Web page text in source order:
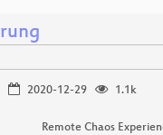
2020-12-29
1.1k
Remote Chaos